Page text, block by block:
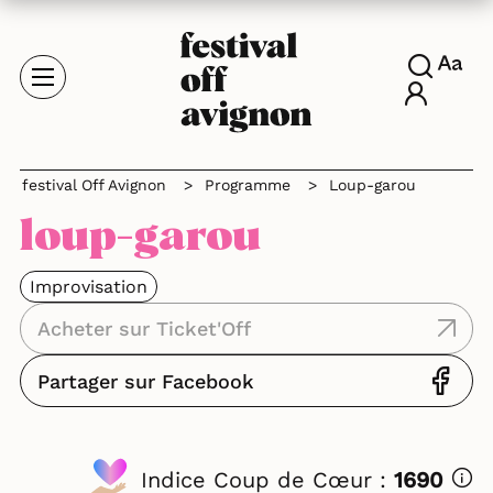
festival Off Avignon > Programme > Loup-garou
loup-garou
Improvisation
Acheter sur Ticket'Off
Partager sur Facebook
Indice Coup de Cœur : 1690